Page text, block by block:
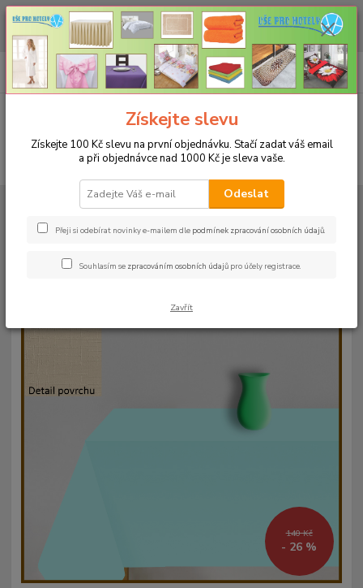
CHCETE NAKOUPIT VĚTŠÍ MNOŽSTVÍ NAŠICH PRODUKTŮ ZA LEPŠÍ
CENU? Klikněte ZDE
CZK
+420 773 794 023
Pondělí-pátek 9-16 hodin
0ks
za0 Kč
UBRUSY
Teflonové ubrusy jednobarevné s vodoodpudivou úpravou
Teflonový ubrus 80x80cm -
blankytný 9
140 Kč
- 26 %
Získejte slevu
Získejte 100 Kč slevu na první objednávku. Stačí zadat váš email
a při objednávce nad 1000 Kč je sleva vaše.
Odeslat
Přeji si odebírat novinky e-mailem dle podmínek zpracování osobních údajů.
Souhlasím se zpracováním osobních údajů pro účely registrace.
Zavřít